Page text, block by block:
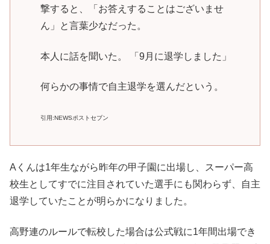
撃すると、「お答えすることはございませ
ん」と言葉少なだった。
本人に話を聞いた。 「9月に退学しました」
何らかの事情で自主退学を選んだという。
引用:NEWSポストセブン
Aくんは1年生ながら昨年の甲子園に出場し、スーパー高
校生としてすでに注目されていた選手にも関わらず、自主
退学していたことが明らかになりました。
高野連のルールで転校した場合は公式戦に1年間出場でき